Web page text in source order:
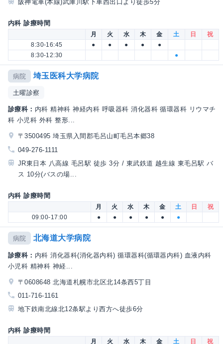
阪神電車(本線)武庫川駅下車西出口より徒歩5分
内科 診療時間
月 火 水 木 金 土 日
祝
8:30-16:45
● ● ● ●
●
8:30-12:30
●
病院 埼玉医科大学病院
土曜診察
診療科： 内科 精神科 神経内科 呼吸器科 消化器科 循環器科 リウマチ
科 小児科 外科 整形...
〒3500495 埼玉県入間郡毛呂山町毛呂本郷38
049-276-1111
JR東日本 八高線 毛呂駅 徒歩 3分 / 東武鉄道 越生線 東毛呂駅 バ
ス 10分(バスの場...
内科 診療時間
月 火 水 木 金 土 日
祝
09:00-17:00
● ● ● ● ● ●
病院 北海道大学病院
診療科： 内科 消化器科(消化器内科) 循環器科(循環器内科) 血液内科
小児科 精神科 神経...
〒0608648 北海道札幌市北区北14条西5丁目
011-716-1161
地下鉄南北線北12条駅より西方へ徒歩6分
内科 診療時間
月 火 水 木 金 土 日
祝